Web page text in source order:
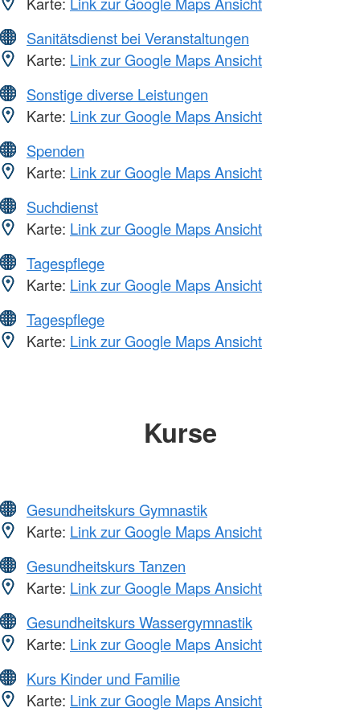
Sanitätsdienst bei Veranstaltungen
Karte: Link zur Google Maps Ansicht
Sonstige diverse Leistungen
Karte: Link zur Google Maps Ansicht
Spenden
Karte: Link zur Google Maps Ansicht
Suchdienst
Karte: Link zur Google Maps Ansicht
Tagespflege
Karte: Link zur Google Maps Ansicht
Tagespflege
Karte: Link zur Google Maps Ansicht
Kurse
Gesundheitskurs Gymnastik
Karte: Link zur Google Maps Ansicht
Gesundheitskurs Tanzen
Karte: Link zur Google Maps Ansicht
Gesundheitskurs Wassergymnastik
Karte: Link zur Google Maps Ansicht
Kurs Kinder und Familie
Karte: Link zur Google Maps Ansicht